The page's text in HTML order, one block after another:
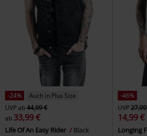
-24%
Auch in Plus Size
UVPab44,99 €
ab 33,99 €
Life Of An Easy Rider
Black
-46%
UVP
14,99 €
Longing